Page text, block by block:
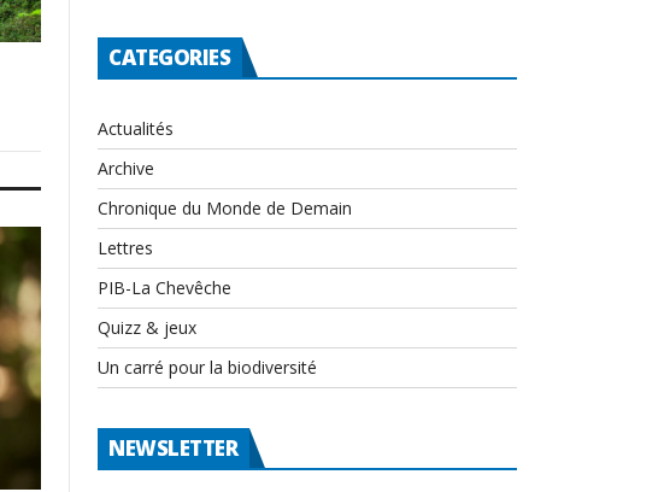
CATEGORIES
Actualités
Archive
Chronique du Monde de Demain
Lettres
PIB-La Chevêche
Quizz & jeux
Un carré pour la biodiversité
NEWSLETTER